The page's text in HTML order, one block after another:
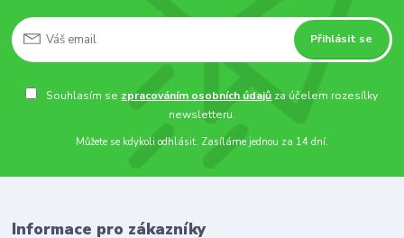
Přihlásit se
Souhlasím se zpracováním osobních údajů za účelem rozesílky
newsletteru.
Můžete se kdykoli odhlásit. Zasíláme jednou za 14 dní.
Informace pro zákazníky